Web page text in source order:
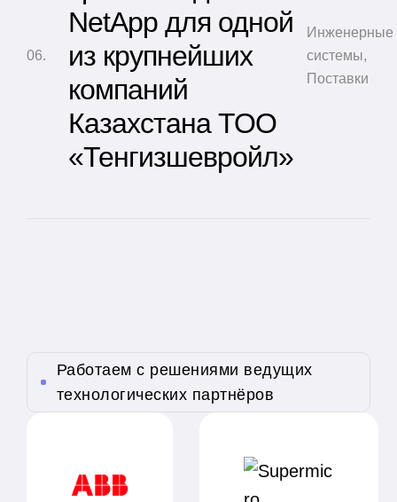
NetApp для одной
из крупнейших
компаний
Казахстана ТОО
«Тенгизшевройл»
Инженерные
системы,
Поставки
Работаем с решениями ведущих
технологических партнёров